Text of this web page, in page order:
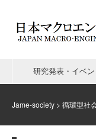
研究発表・イベン
Jame-society > 循環型社